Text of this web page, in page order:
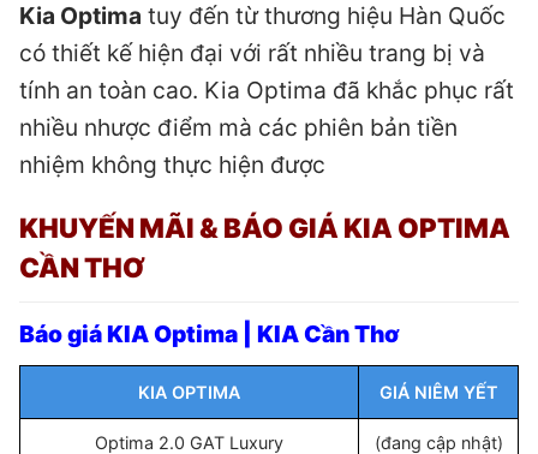
Kia Optima tuy đến từ thương hiệu Hàn Quốc
có thiết kế hiện đại với rất nhiều trang bị và
tính an toàn cao. Kia Optima đã khắc phục rất
nhiều nhược điểm mà các phiên bản tiền
nhiệm không thực hiện được
KHUYẾN MÃI & BÁO GIÁ KIA OPTIMA
CẦN THƠ
Báo giá KIA Optima | KIA Cần Thơ
KIA OPTIMA GIÁ NIÊM YẾT
Optima 2.0 GAT Luxury (đang cập nhật)